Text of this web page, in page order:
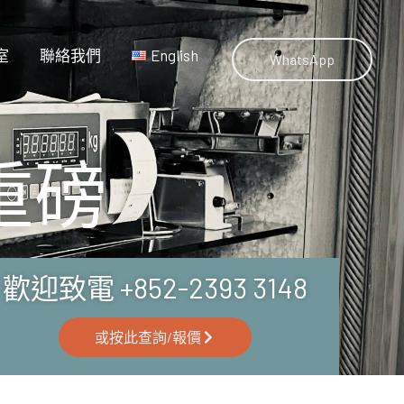
聯絡我們 English WhatsApp
磅
歡迎致電 +852-2393 3148
或按此查詢/報價